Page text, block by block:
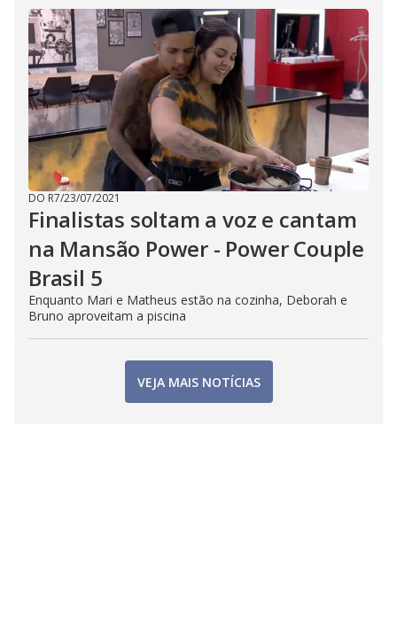
DO R7/23/07/2021
Finalistas soltam a voz e cantam
na Mansão Power - Power Couple
Brasil 5
Enquanto Mari e Matheus estão na cozinha, Deborah e
Bruno aproveitam a piscina
VEJA MAIS NOTÍCIAS